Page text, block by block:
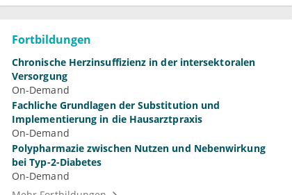
Fortbildungen
Chronische Herzinsuffizienz in der intersektoralen
Versorgung
On-Demand
Fachliche Grundlagen der Substitution und
Implementierung in die Hausarztpraxis
On-Demand
Polypharmazie zwischen Nutzen und Nebenwirkung
bei Typ-2-Diabetes
On-Demand